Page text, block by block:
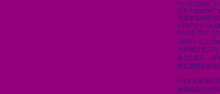
月零售業銷貨值
04 Aug 2026
政府統計處公
為315億元，按
售業總銷貨數
6月零售業總銷
售價值臨時估